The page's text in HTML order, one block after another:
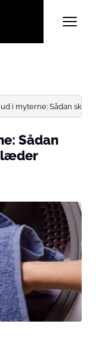
i myterne: Sådan skal
Sådan